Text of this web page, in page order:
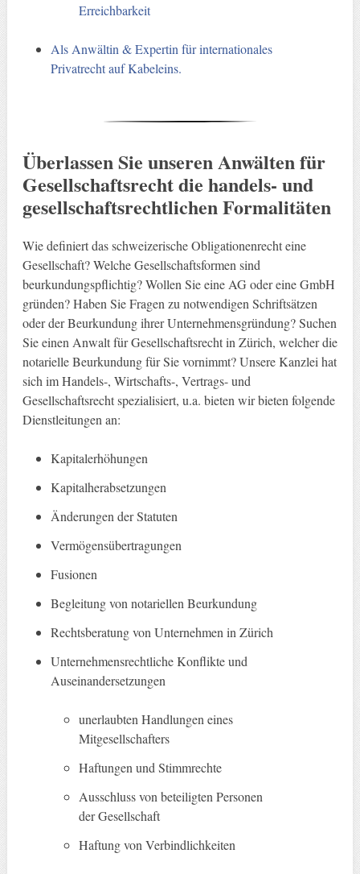
Erreichbarkeit
Als Anwältin & Expertin für internationales
Privatrecht auf Kabeleins.
Überlassen Sie unseren Anwälten für
Gesellschaftsrecht die handels- und
gesellschaftsrechtlichen Formalitäten
Wie definiert das schweizerische Obligationenrecht eine
Gesellschaft? Welche Gesellschaftsformen sind
beurkundungspflichtig? Wollen Sie eine AG oder eine GmbH
gründen? Haben Sie Fragen zu notwendigen Schriftsätzen
oder der Beurkundung ihrer Unternehmensgründung? Suchen
Sie einen Anwalt für Gesellschaftsrecht in Zürich, welcher die
notarielle Beurkundung für Sie vornimmt? Unsere Kanzlei hat
sich im Handels-, Wirtschafts-, Vertrags- und
Gesellschaftsrecht spezialisiert, u.a. bieten wir bieten folgende
Dienstleitungen an:
Kapitalerhöhungen
Kapitalherabsetzungen
Änderungen der Statuten
Vermögensübertragungen
Fusionen
Begleitung von notariellen Beurkundung
Rechtsberatung von Unternehmen in Zürich
Unternehmensrechtliche Konflikte und
Auseinandersetzungen
unerlaubten Handlungen eines
Mitgesellschafters
Haftungen und Stimmrechte
Ausschluss von beteiligten Personen
der Gesellschaft
Haftung von Verbindlichkeiten